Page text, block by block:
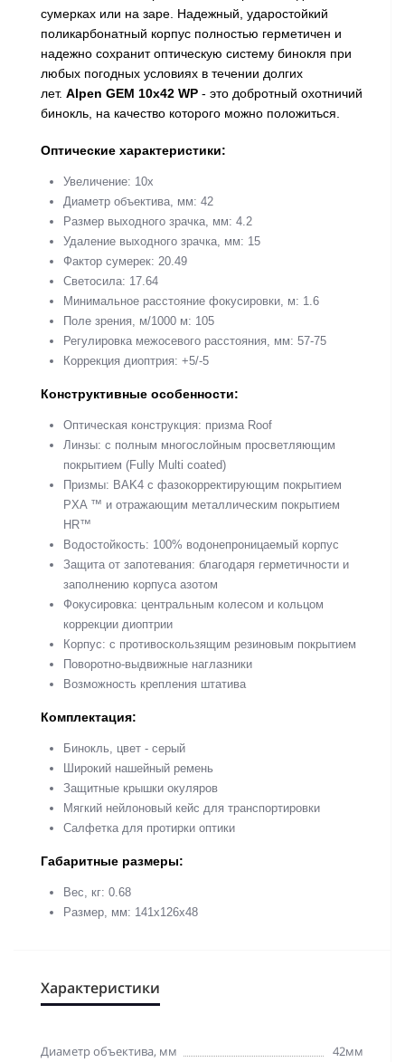
сумерках или на заре. Надежный, ударостойкий
поликарбонатный корпус полностью герметичен и
надежно сохранит оптическую систему бинокля при
любых погодных условиях в течении долгих
лет. Alpen GEM 10x42 WP - это добротный охотничий
бинокль, на качество которого можно положиться.
Оптические характеристики:
Увеличение: 10x
Диаметр объектива, мм: 42
Размер выходного зрачка, мм: 4.2
Удаление выходного зрачка, мм: 15
Фактор сумерек: 20.49
Светосила: 17.64
Минимальное расстояние фокусировки, м: 1.6
Поле зрения, м/1000 м: 105
Регулировка межосевого расстояния, мм: 57-75
Коррекция диоптрия: +5/-5
Конструктивные особенности:
Оптическая конструкция: призма Roof
Линзы: с полным многослойным просветляющим
покрытием (Fully Multi coated)
Призмы: BAK4 c фазокорректирующим покрытием
PXA ™ и отражающим металлическим покрытием
HR™
Водостойкость: 100% водонепроницаемый корпус
Защита от запотевания: благодаря герметичности и
заполнению корпуса азотом
Фокусировка: центральным колесом и кольцом
коррекции диоптрии
Корпус: с противоскользящим резиновым покрытием
Поворотно-выдвижные наглазники
Возможность крепления штатива
Комплектация:
Бинокль, цвет - серый
Широкий нашейный ремень
Защитные крышки окуляров
Мягкий нейлоновый кейс для транспортировки
Салфетка для протирки оптики
Габаритные размеры:
Вес, кг: 0.68
Размер, мм: 141x126x48
Характеристики
Диаметр объектива, мм
42мм